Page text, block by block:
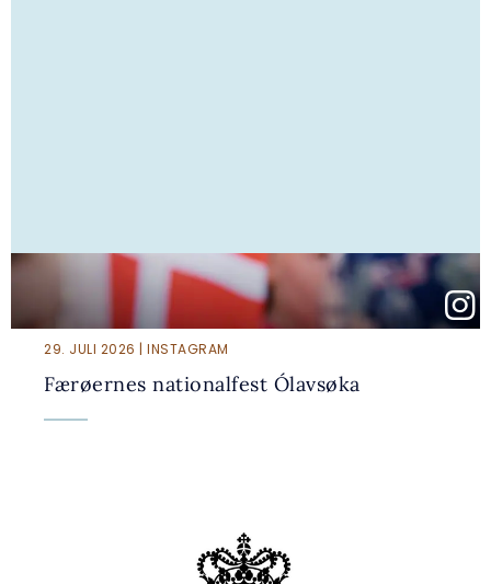
29. JULI 2026 | INSTAGRAM
Færøernes nationalfest Ólavsøka